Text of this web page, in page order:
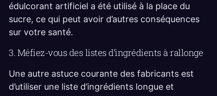
édulcorant artificiel a été utilisé à la place du
sucre, ce qui peut avoir d’autres conséquences
sur votre santé.
3. Méfiez-vous des listes d’ingrédients à rallonge
Une autre astuce courante des fabricants est
d’utiliser une liste d’ingrédients longue et